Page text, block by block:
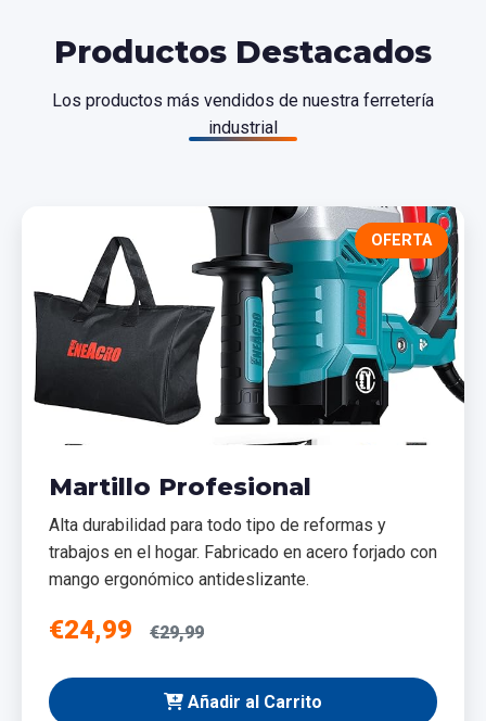
Productos Destacados
Los productos más vendidos de nuestra ferretería
industrial
OFERTA
Martillo Profesional
Alta durabilidad para todo tipo de reformas y
trabajos en el hogar. Fabricado en acero forjado con
mango ergonómico antideslizante.
€24,99 €29,99
Añadir al Carrito